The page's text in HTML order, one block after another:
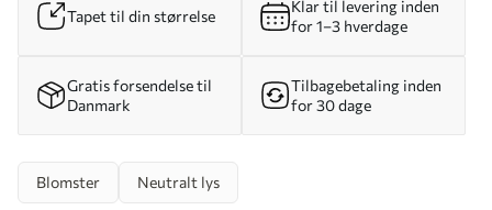
Tapet til din størrelse
Klar til levering inden
for 1–3 hverdage
Gratis forsendelse til
Danmark
Tilbagebetaling inden
for 30 dage
Blomster Neutralt lys